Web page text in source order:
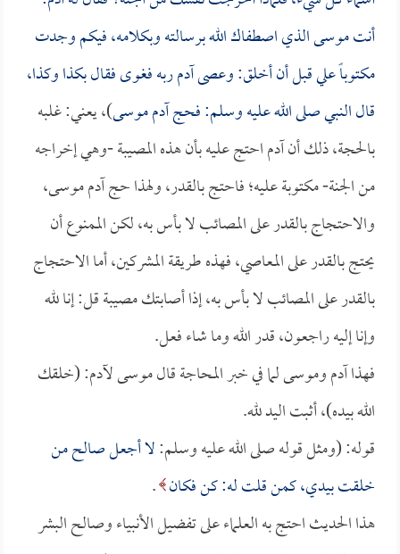
أنت موسى الذي اصطفاك الله برسالته وبكلامه، فيكم وجدت
مكتوباً علي قبل أن أخلق: وعصى آدم ربه فغوى فقال بكذا وكذا،
قال النبي صلى الله عليه وسلم: فحج آدم موسى)، يعني: غلبه
بالحجة، ذلك أن آدم احتج عليه بأن هذه المصيبة -وهي إخراجه
من الجنة- مكتوبة عليه؛ فاحتج بالقدر، ولهذا حج آدم موسى،
والاحتجاج بالقدر على المصائب لا بأس به، لكن الممنوع أن
يحتج بالقدر على المعاصي، فهذه طريقة المشركين، أما الاحتجاج
بالقدر على المصائب لا بأس به، إذا أصابتك مصيبة قل: إنا لله
وإنا إليه راجعون، قدر الله وما شاء فعل.
فهذا آدم وموسى لما في خبر المحاجة قال موسى لآدم: (خلقك
الله بيده)، أثبت اليد لله.
قوله: (ومثل قوله صلى الله عليه وسلم:لا أجعل صالح من
خلقت بيدي، كمن قلت له: كن فكان .
هذا الحديث احتج به العلماء على تفضيل الأنبياء وصالح البشر